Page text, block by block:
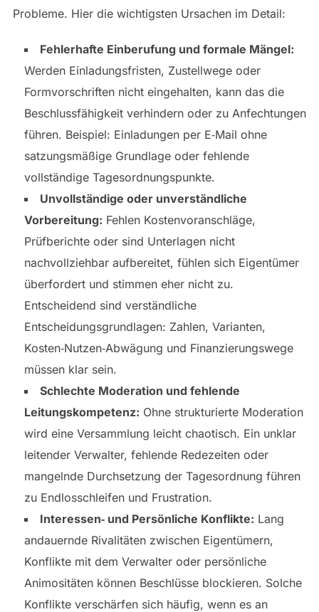
Probleme. Hier die wichtigsten Ursachen im Detail:
Fehlerhafte Einberufung und formale Mängel:
Werden Einladungsfristen, Zustellwege oder
Formvorschriften nicht eingehalten, kann das die
Beschlussfähigkeit verhindern oder zu Anfechtungen
führen. Beispiel: Einladungen per E‑Mail ohne
satzungsmäßige Grundlage oder fehlende
vollständige Tagesordnungspunkte.
Unvollständige oder unverständliche
Vorbereitung: Fehlen Kostenvoranschläge,
Prüfberichte oder sind Unterlagen nicht
nachvollziehbar aufbereitet, fühlen sich Eigentümer
überfordert und stimmen eher nicht zu.
Entscheidend sind verständliche
Entscheidungsgrundlagen: Zahlen, Varianten,
Kosten‑Nutzen‑Abwägung und Finanzierungswege
müssen klar sein.
Schlechte Moderation und fehlende
Leitungskompetenz: Ohne strukturierte Moderation
wird eine Versammlung leicht chaotisch. Ein unklar
leitender Verwalter, fehlende Redezeiten oder
mangelnde Durchsetzung der Tagesordnung führen
zu Endlosschleifen und Frustration.
Interessen‑ und Persönliche Konflikte: Lang
andauernde Rivalitäten zwischen Eigentümern,
Konflikte mit dem Verwalter oder persönliche
Animositäten können Beschlüsse blockieren. Solche
Konflikte verschärfen sich häufig, wenn es an